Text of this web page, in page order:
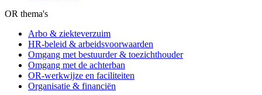
OR thema's
Arbo & ziekteverzuim
HR-beleid & arbeidsvoorwaarden
Omgang met bestuurder & toezichthouder
Omgang met de achterban
OR-werkwijze en faciliteiten
Organisatie & financiën